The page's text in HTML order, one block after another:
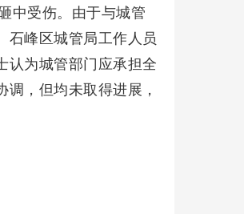
中受伤。由于与城管
石峰区城管局工作人员
认为城管部门应承担全
，但均未取得进展，